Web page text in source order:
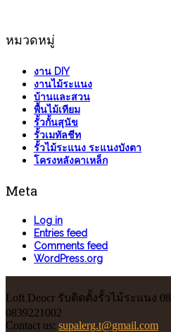
หมวดหมู่
งาน DIY
งานไม้ระแนง
บ้านและสวน
พื้นไม้เทียม
รั้วกั้นสุนัข
รั้วเมทัลชีท
รั้วไม้ระแนง ระแนงบังตา
โครงหลังคาเหล็ก
Meta
Log in
Entries feed
Comments feed
WordPress.org
Loft Deocr รับติดตั้งรั้วไม้ระแนง
0839221002
Contact us: supalerg.t@gmail.com